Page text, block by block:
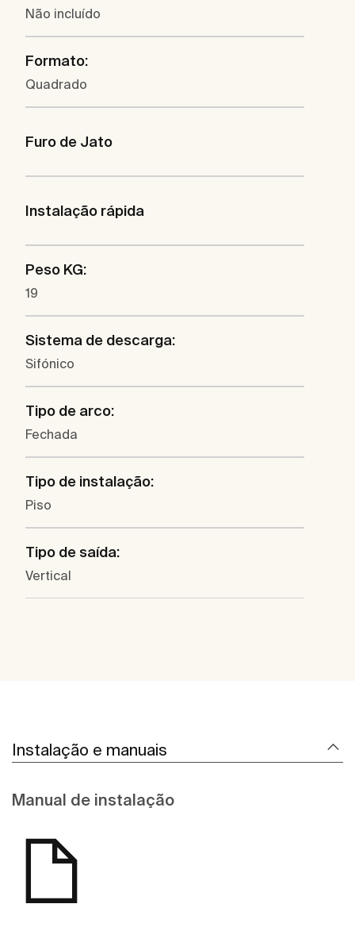
Não incluído
Formato:
Quadrado
Furo de Jato
Instalação rápida
Peso KG:
19
Sistema de descarga:
Sifónico
Tipo de arco:
Fechada
Tipo de instalação:
Piso
Tipo de saída:
Vertical
Instalação e manuais
Manual de instalação